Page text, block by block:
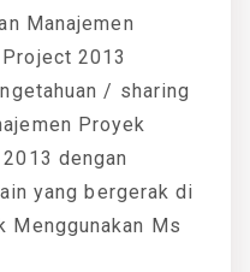
Manajemen
2013
/ sharing
Proyek
dengan
yang bergerak di
Menggunakan Ms